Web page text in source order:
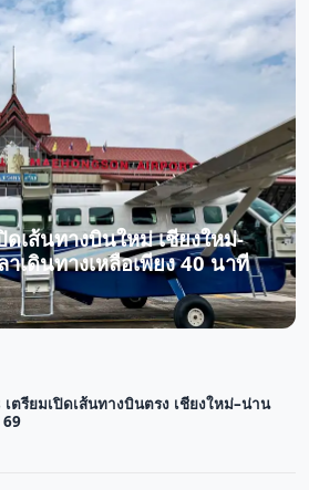
ดเส้นทางบินใหม่ เชียงใหม่-
เดินทางเหลือเพียง 40 นาที
ตรียมเปิดเส้นทางบินตรง เชียงใหม่–น่าน
69